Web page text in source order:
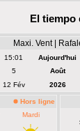
El tiempo
Maxi. Vent |
15:01 Aujourd'hui
5 Août
12 Fév 2026
Hors ligne
Mardi